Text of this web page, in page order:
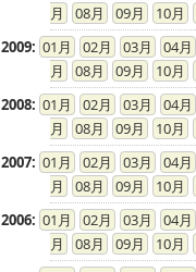
08
09 10
2009: 01 02 03 04
08
09 10
2008: 01 02 03 04
08
09 10
2007: 01 02 03 04
08
09 10
2006: 01 02 03 04
08
09 10